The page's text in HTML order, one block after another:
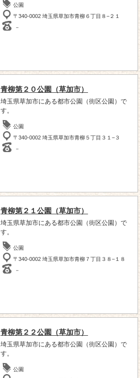
公園
〒340-0002 埼玉県草加市青柳６丁目８−２１
－
青柳第２０公園（草加市）
埼玉県草加市にある都市公園（街区公園）で
す。
公園
〒340-0002 埼玉県草加市青柳５丁目３１−３
－
青柳第２１公園（草加市）
埼玉県草加市にある都市公園（街区公園）で
す。
公園
〒340-0002 埼玉県草加市青柳７丁目３８−１８
－
青柳第２２公園（草加市）
埼玉県草加市にある都市公園（街区公園）で
す。
公園